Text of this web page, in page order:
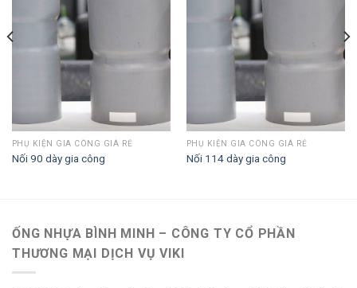
PHỤ KIỆN GIA CÔNG GIÁ RẺ
Nối 90 dày gia công
PHỤ KIỆN GIA CÔNG GIÁ RẺ
Nối 114 dày gia công
ỐNG NHỰA BÌNH MINH – CÔNG TY CỔ PHẦN
THƯƠNG MẠI DỊCH VỤ VIKI